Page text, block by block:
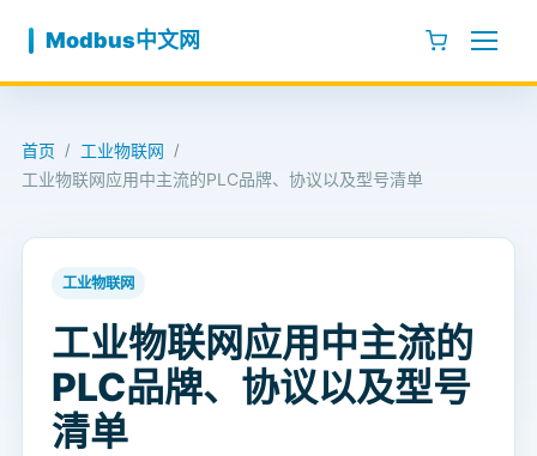
Modbus中文网
首页 / 工业物联网 /
工业物联网应用中主流的PLC品牌、协议以及型号清单
工业物联网
工业物联网应用中主流的
PLC品牌、协议以及型号
清单